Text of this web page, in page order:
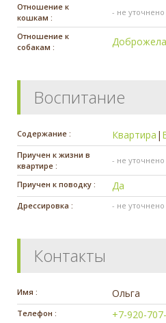
Отношение к
кошкам :
- не уточнено
Отношение к
собакам :
Воспитание
Содержание : Квартира |
Приучен к жизни в
квартире :
- не уточнено
Приучен к поводку : Да
Дрессировка : - не уточнено
Контакты
Имя : Ольга
Телефон : +7-920-